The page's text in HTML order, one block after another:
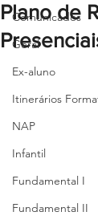
Comunicados
Geral
Ex-aluno
Itinerários
NAP
Infantil
Fundamental I
Fundamental II
Plano de